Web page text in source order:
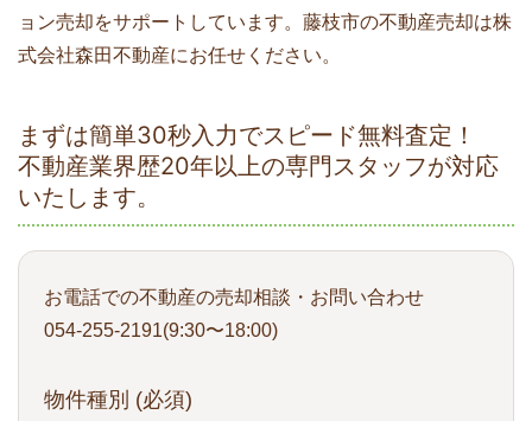
ョン売却をサポートしています。藤枝市の不動産売却は株
式会社森田不動産にお任せください。
まずは簡単30秒入力でスピード無料査定！
不動産業界歴20年以上の専門スタッフが対応
いたします。
お電話での不動産の売却相談・お問い合わせ
054-255-2191(9:30〜18:00)
物件種別 (必須)